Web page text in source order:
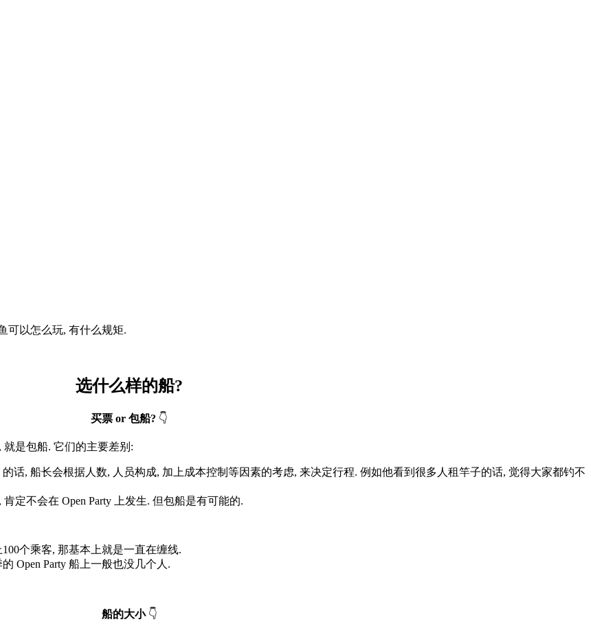
可以怎么玩, 有什么规矩.
选什么样的船?
买票 or 包船? 👇
就是包船. 它们的主要差别:
话, 船长会根据人数, 人员构成, 加上成本控制等因素的考虑, 来决定行程. 例如他看到很多人租竿子的话, 觉得大家都钓不
定不会在 Open Party 上发生. 但包船是有可能的.
个乘客, 那基本上就是一直在缠线.
Open Party 船上一般也没几个人.
船的大小 👇